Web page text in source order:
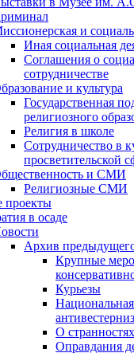
и
Иная социальная
Соглашения о
сотрудничестве
и культура
Государственная
религиозного
Религия в школе
Сотрудничество в
просветительской
и СМИ
Религиозные СМИ
проекты
в осаде
Архив
Крупные
Курьезы
О
Оправдания